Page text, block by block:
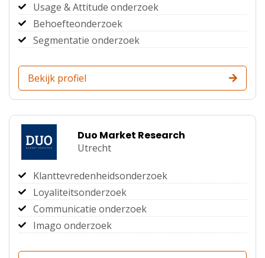
Usage & Attitude onderzoek
Behoefteonderzoek
Segmentatie onderzoek
Bekijk profiel
Duo Market Research
Utrecht
Klanttevredenheidsonderzoek
Loyaliteitsonderzoek
Communicatie onderzoek
Imago onderzoek